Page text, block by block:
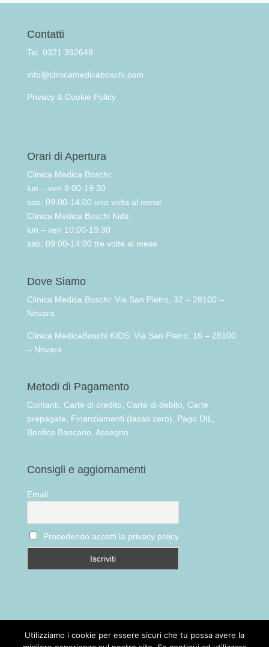
Contatti
Tel. 0321 392648
info@clinicamedicaboschi.com
Privacy & Cookie Policy
Orari di Apertura
Clinica Medica Boschi:
lun – ven 9:00-19:30
sab: 09:00-14:00 una volta al mese
Clinica Medica Boschi Kids:
lun – ven 10:00-19:30
sab: 09:00-14:00 tre volte al mese
Dove Siamo
Clinica Medica Boschi: Via San Pietro, 32 – 28100 –
Novara
Clinica MedicaBoschi KIDS: Via San Pietro, 16 – 28100
– Novara
Metodi di Pagamento
Contanti, Carte di credito, Carte di debito, Carte
prepagate, Finanziamenti (tasso zero), Pago DIL,
Bonfico Bancario, Assegno.
Consigli e aggiornamenti
Email
Procedendo accetti la privacy policy
Utilizziamo i cookie per essere sicuri che tu possa avere la